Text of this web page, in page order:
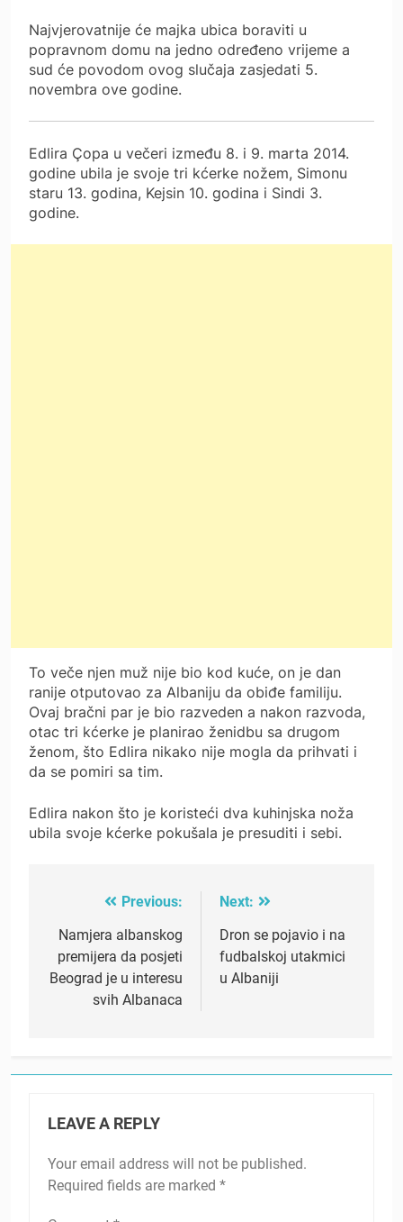
Najvjerovatnije će majka ubica boraviti u
popravnom domu na jedno određeno vrijeme a
sud će povodom ovog slučaja zasjedati 5.
novembra ove godine.
Edlira Çopa u večeri između 8. i 9. marta 2014.
godine ubila je svoje tri kćerke nožem, Simonu
staru 13. godina, Kejsin 10. godina i Sindi 3.
godine.
To veče njen muž nije bio kod kuće, on je dan
ranije otputovao za Albaniju da obiđe familiju.
Ovaj bračni par je bio razveden a nakon razvoda,
otac tri kćerke je planirao ženidbu sa drugom
ženom, što Edlira nikako nije mogla da prihvati i
da se pomiri sa tim.
Edlira nakon što je koristeći dva kuhinjska noža
ubila svoje kćerke pokušala je presuditi i sebi.
navigation
Previous:
Namjera albanskog
premijera da posjeti
Beograd je u interesu
svih Albanaca
Next:
Dron se pojavio i na
fudbalskoj utakmici
u Albaniji
LEAVE A REPLY
Your email address will not be published.
Required fields are marked *